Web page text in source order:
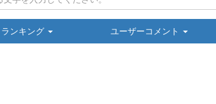
ランキング ユーザーコメント